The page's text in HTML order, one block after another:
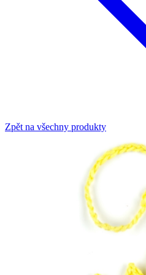
Zpět na všechny produkty